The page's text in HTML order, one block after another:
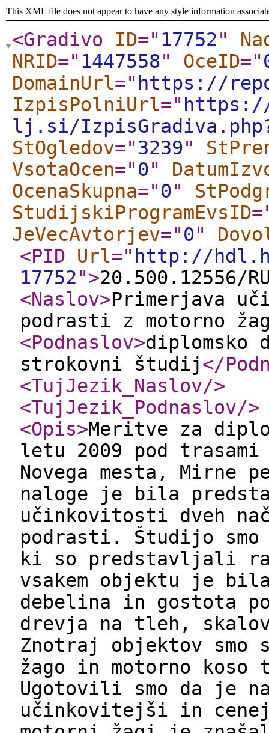
This XML file does not appear to have any style information
<Gradivo ID=" 17752"
NRID=" 1447558" OceID="
DomainUrl=" https://
IzpisPolniUrl="
lj.si/
StOgledov="3239"
VsotaOcen="0"
OcenaSkupna="0"
StudijskiProgramEvsID
JeVecAvtorjev="0"
<PID
Url=" http://
17752">20.500.12556/
<Naslov>Primerjava
podrasti z motorno
<Podnaslov>diplomsko
strokovni študij</
<TujJezik_Naslov/>
<TujJezik_Podnaslov/>
<Opis>Meritve za
letu 2009 pod trasami
Novega mesta, Mirne
naloge je bila
učinkovitosti dveh
podrasti. Študijo
ki so predstavljali
vsakem objektu je
debelina in gostota
drevja na tleh,
Znotraj objektov smo
žago in motorno
Ugotovili smo da je
učinkovitejši in